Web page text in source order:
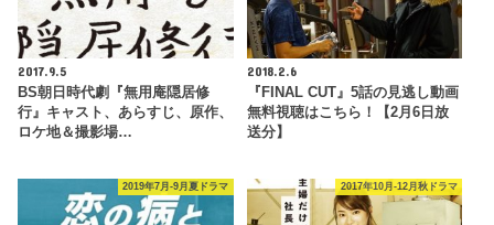
2017.9.5
BS朝日時代劇『無用庵隠居修
行』キャスト、あらすじ、原作、
ロケ地＆撮影場…
2018.2.6
『FINAL CUT』5話の見逃し動画
無料視聴はこちら！【2月6日放
送分】
2019年7月-9月夏ドラマ 2017年10月-12月秋ドラマ